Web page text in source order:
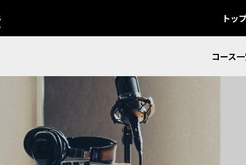
トッ
コース